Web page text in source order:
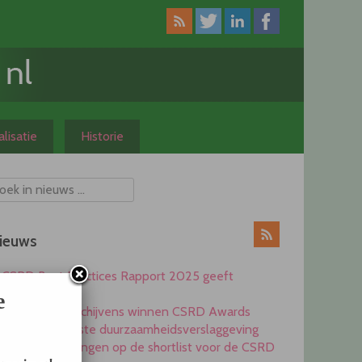
Historie
CSRD Best Practices Rapport 2025 geeft
Heijmans en Schijvens winnen CSRD Awards
2025 voor beste duurzaamheidsverslaggeving
Elf ondernemingen op de shortlist voor de CSRD